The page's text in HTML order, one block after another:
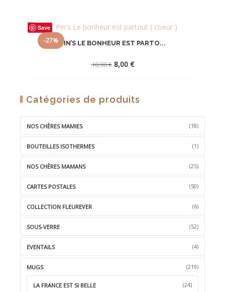
Save
PIN’S LE BONHEUR EST PARTO...
10,90€ Le
10,90 €.
8,00 €Le
8,00 €.
-27%
Catégories de produits
NOS CHÈRES MAMIES (18)
BOUTEILLES ISOTHERMES (1)
NOS CHÈRES MAMANS (25)
CARTES POSTALES (50)
COLLECTION FLEUREVER (6)
SOUS-VERRE (52)
EVENTAILS (4)
MUGS (219)
LA FRANCE EST SI BELLE (24)